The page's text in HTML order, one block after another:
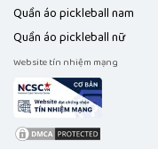
Quần áo pickleball nam
Quần áo pickleball nữ
Website tín nhiệm mạng